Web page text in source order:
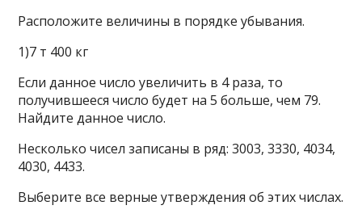
Расположите величины в порядке убывания.
1)7 т 400 кг
Если данное число увеличить в 4 раза, то
получившееся число будет на 5 больше, чем 79.
Найдите данное число.
Несколько чисел записаны в ряд: 3003, 3330, 4034,
4030, 4433.
Выберите все верные утверждения об этих числах.